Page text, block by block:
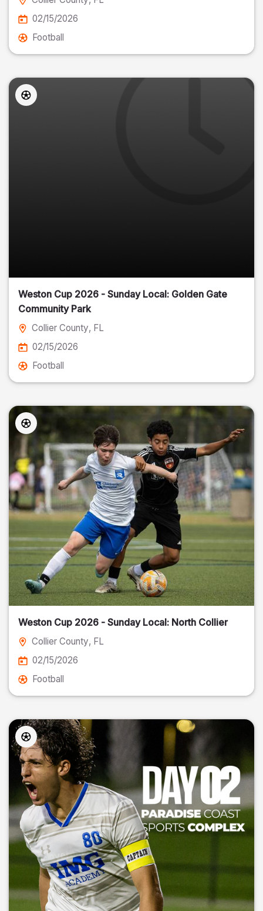
02/15/2026
Football
Weston Cup 2026 - Sunday Local: Golden Gate
Community Park
Collier County, FL
02/15/2026
Football
Weston Cup 2026 - Sunday Local: North Collier
Collier County, FL
02/15/2026
Football